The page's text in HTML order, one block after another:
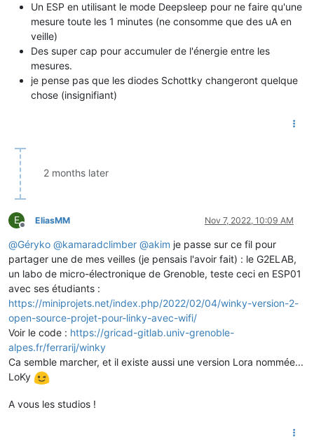
Un ESP en utilisant le mode Deepsleep pour ne faire qu'une
mesure toute les 1 minutes (ne consomme que des uA en
veille)
Des super cap pour accumuler de l'énergie entre les
mesures.
je pense pas que les diodes Schottky changeront quelque
chose (insignifiant)
2 months later
E
Offline
EliasMM Nov 7, 2022, 10:09 AM
@Géryko @kamaradclimber @akim je passe sur ce fil pour
partager une de mes veilles (je pensais l'avoir fait) : le G2ELAB,
un labo de micro-électronique de Grenoble, teste ceci en ESP01
avec ses étudiants :
https://miniprojets.net/index.php/2022/02/04/winky-version-2-
open-source-projet-pour-linky-avec-wifi/
Voir le code : https://gricad-gitlab.univ-grenoble-
alpes.fr/ferrarij/winky
Ca semble marcher, et il existe aussi une version Lora nommée...
LoKy
A vous les studios !